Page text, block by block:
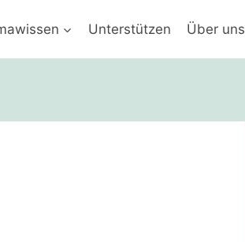
Unterstützen Über uns